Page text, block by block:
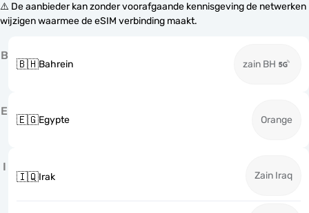
⚠️ De aanbieder kan zonder voorafgaande kennisgeving de netwerken
wijzigen waarmee de eSIM verbinding maakt.
B
🇧🇭Bahrein zain BH
E
🇪🇬Egypte Orange
I
🇮🇶Irak Zain Iraq